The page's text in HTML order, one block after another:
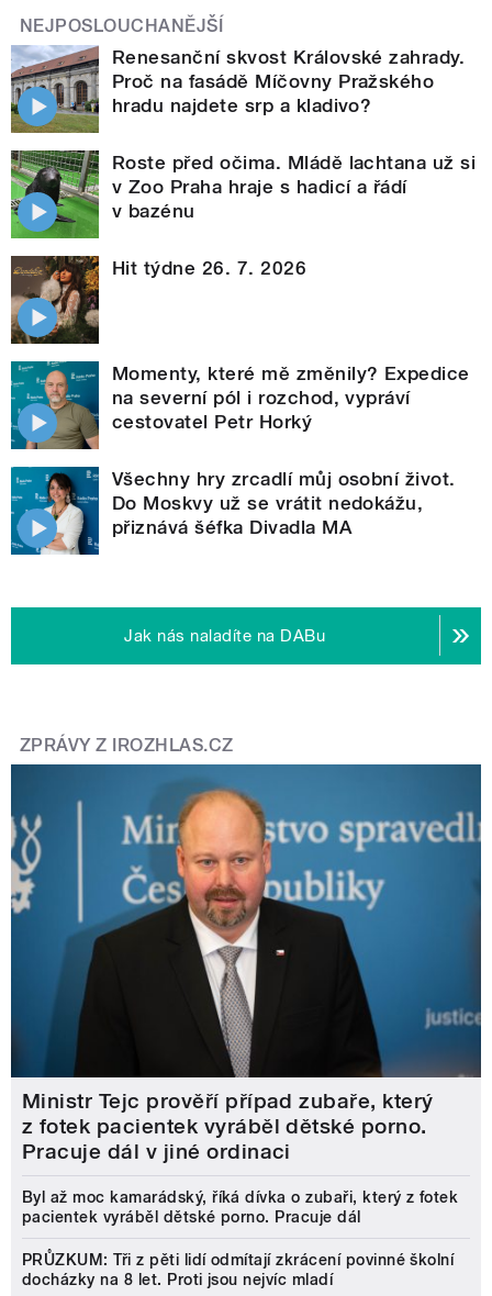
NEJPOSLOUCHANĚJŠÍ
Renesanční skvost Královské zahrady.
Proč na fasádě Míčovny Pražského
hradu najdete srp a kladivo?
Roste před očima. Mládě lachtana už si
v Zoo Praha hraje s hadicí a řádí
v bazénu
Hit týdne 26. 7. 2026
Momenty, které mě změnily? Expedice
na severní pól i rozchod, vypráví
cestovatel Petr Horký
Všechny hry zrcadlí můj osobní život.
Do Moskvy už se vrátit nedokážu,
přiznává šéfka Divadla MA
Jak nás naladíte na DABu
ZPRÁVY Z IROZHLAS.CZ
Ministr Tejc prověří případ zubaře, který
z fotek pacientek vyráběl dětské porno.
Pracuje dál v jiné ordinaci
Byl až moc kamarádský, říká dívka o zubaři, který z fotek
pacientek vyráběl dětské porno. Pracuje dál
PRŮZKUM: Tři z pěti lidí odmítají zkrácení povinné školní
docházky na 8 let. Proti jsou nejvíc mladí